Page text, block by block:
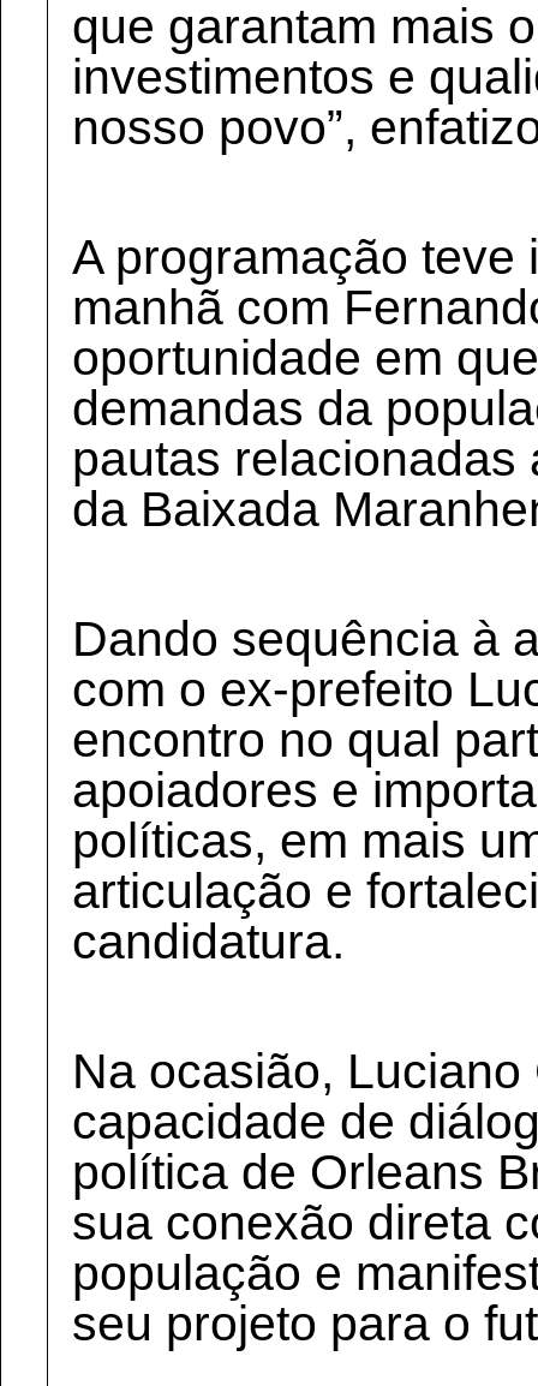
que garantam mais
investimentos e
nosso povo”,
A programação teve
manhã com
oportunidade em
demandas da
pautas relacionadas
da Baixada
Dando sequência à
com o ex-prefeito
encontro no qual
apoiadores e
políticas, em mais
articulação e
candidatura.
Na ocasião,
capacidade de
política de Orleans
sua conexão direta
população e
seu projeto para o